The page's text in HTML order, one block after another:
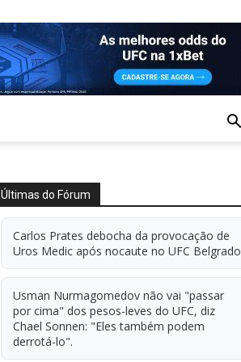
Últimas do Fórum
Carlos Prates debocha da provocação de
Uros Medic após nocaute no UFC Belgrado
Usman Nurmagomedov não vai "passar
por cima" dos pesos-leves do UFC, diz
Chael Sonnen: "Eles também podem
derrotá-lo".